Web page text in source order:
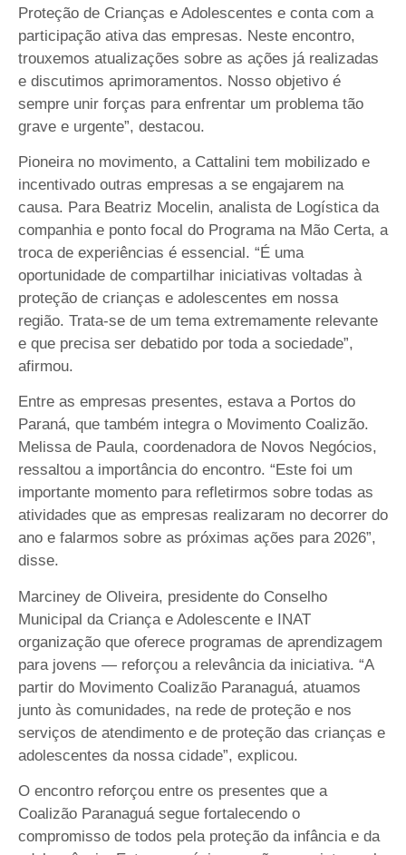
Proteção de Crianças e Adolescentes e conta com a
participação ativa das empresas. Neste encontro,
trouxemos atualizações sobre as ações já realizadas
e discutimos aprimoramentos. Nosso objetivo é
sempre unir forças para enfrentar um problema tão
grave e urgente”, destacou.
Pioneira no movimento, a Cattalini tem mobilizado e
incentivado outras empresas a se engajarem na
causa. Para Beatriz Mocelin, analista de Logística da
companhia e ponto focal do Programa na Mão Certa, a
troca de experiências é essencial. “É uma
oportunidade de compartilhar iniciativas voltadas à
proteção de crianças e adolescentes em nossa
região. Trata-se de um tema extremamente relevante
e que precisa ser debatido por toda a sociedade”,
afirmou.
Entre as empresas presentes, estava a Portos do
Paraná, que também integra o Movimento Coalizão.
Melissa de Paula, coordenadora de Novos Negócios,
ressaltou a importância do encontro. “Este foi um
importante momento para refletirmos sobre todas as
atividades que as empresas realizaram no decorrer do
ano e falarmos sobre as próximas ações para 2026”,
disse.
Marciney de Oliveira, presidente do Conselho
Municipal da Criança e Adolescente e INAT
organização que oferece programas de aprendizagem
para jovens — reforçou a relevância da iniciativa. “A
partir do Movimento Coalizão Paranaguá, atuamos
junto às comunidades, na rede de proteção e nos
serviços de atendimento e de proteção das crianças e
adolescentes da nossa cidade”, explicou.
O encontro reforçou entre os presentes que a
Coalizão Paranaguá segue fortalecendo o
compromisso de todos pela proteção da infância e da